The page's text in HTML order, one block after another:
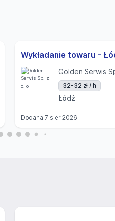
Wykładanie towaru -
Golden Serwis
32-32 zł / h
Łódź
Dodana 7 sier 2026